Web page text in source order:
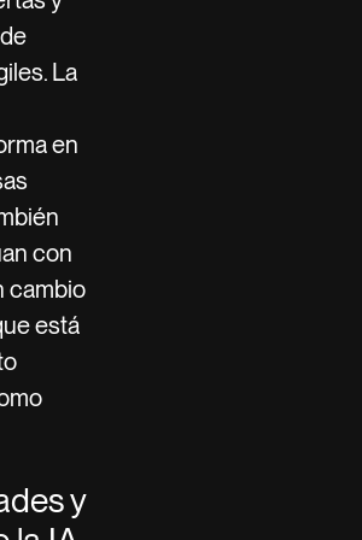
La
en
con
cambio
está
y